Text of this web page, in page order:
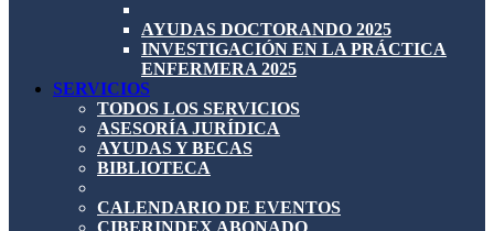
AYUDAS DOCTORANDO 2025
INVESTIGACIÓN EN LA PRÁCTICA
ENFERMERA 2025
SERVICIOS
TODOS LOS SERVICIOS
ASESORÍA JURÍDICA
AYUDAS Y BECAS
BIBLIOTECA
CALENDARIO DE EVENTOS
CIBERINDEX ABONADO